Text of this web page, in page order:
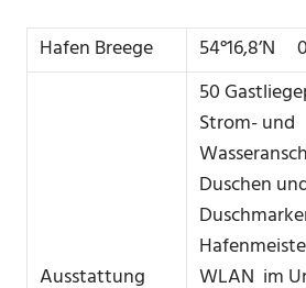
Hafen Breege 54°16,8’N
Ausstattung
50
Strom- und
Duschen
WLAN im